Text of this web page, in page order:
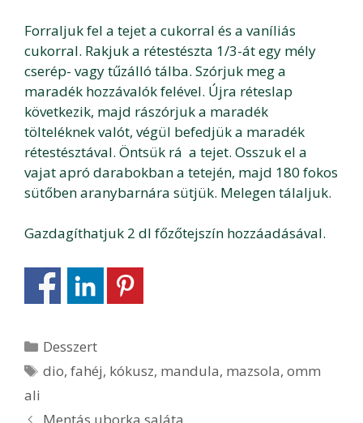
Forraljuk fel a tejet a cukorral és a vaníliás
cukorral. Rakjuk a rétestészta 1/3-át egy mély
cserép- vagy tűzálló tálba. Szórjuk meg a
maradék hozzávalók felével. Újra réteslap
következik, majd rászórjuk a maradék
tölteléknek valót, végül befedjük a maradék
rétestésztával. Öntsük rá a tejet. Osszuk el a
vajat apró darabokban a tetején, majd 180 fokos
sütőben aranybarnára sütjük. Melegen tálaljuk.
Gazdagíthatjuk 2 dl főzőtejszín hozzáadásával.
Kategória
Desszert
Címkék
dio,fahéj, kókusz, mandula, mazsola,omm
ali
Bejegyzés
Mentás uborka saláta